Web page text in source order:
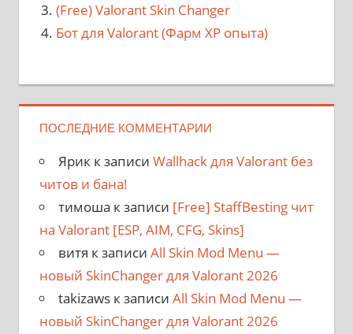
(Free) Valorant Skin Changer
Бот для Valorant (Фарм XP опыта)
ПОСЛЕДНИЕ КОММЕНТАРИИ
Ярикк записи Wallhack для Valorant без
читов и бана!
тимоша к записи [Free] StaffBesting чит
на Valorant [ESP, AIM, CFG, Skins]
витя к записи All Skin Mod Menu —
новый SkinChanger для Valorant 2026
takizawsк записи All Skin Mod Menu —
новый SkinChanger для Valorant 2026